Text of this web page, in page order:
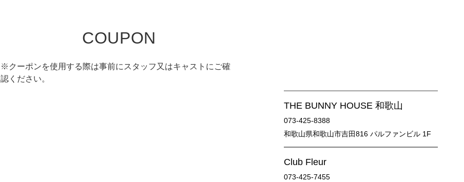
COUPON
※クーポンを使用する際は事前にスタッフ又はキャストにご確
認ください。
THE BUNNY HOUSE 和歌山
073-425-8388
和歌山県和歌山市吉田816 パルファンビル 1F
Club Fleur
073-425-7455